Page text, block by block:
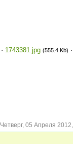
· 1743381.jpg (555.4 Kb) ·
Четверг, 05 Апреля